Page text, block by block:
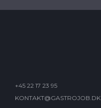
+45 22 17 23 95
KONTAKT@GASTROJOB.DK